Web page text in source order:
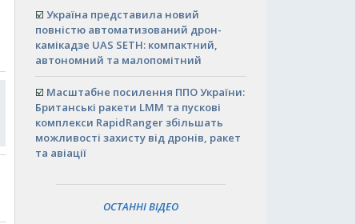
☑️ Україна представила новий
повністю автоматизований дрон-
камікадзе UAS SETH: компактний,
автономний та малопомітний
☑️ Масштабне посилення ППО України:
Британські ракети LMM та пускові
комплекси RapidRanger збільшать
можливості захисту від дронів, ракет
та авіації
ОСТАННІ ВІДЕО